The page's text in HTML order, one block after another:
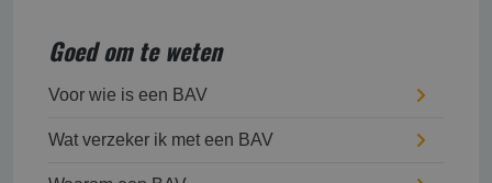
Goed om te weten
Voor wie is een BAV
Wat verzeker ik met een BAV